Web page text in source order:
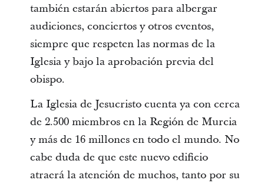
también estarán abiertos para albergar
audiciones, conciertos y otros eventos,
siempre que respeten las normas de la
Iglesia y bajo la aprobación previa del
obispo.
La Iglesia de Jesucristo cuenta ya con cerca
de 2.500 miembros en la Región de Murcia
y más de 16 millones en todo el mundo. No
cabe duda de que este nuevo edificio
atraerá la atención de muchos, tanto por su